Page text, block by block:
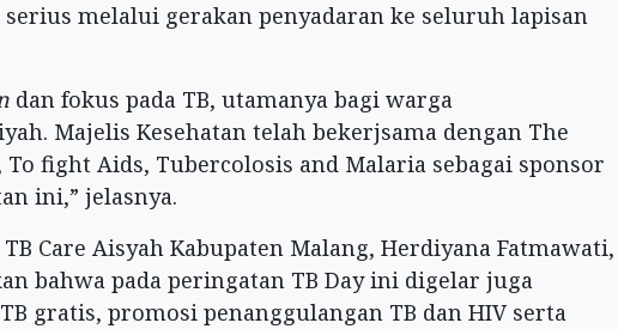
serius melalui gerakan penyadaran ke seluruh lapisan
dan fokus pada TB, utamanya bagi warga
Majelis Kesehatan telah bekerjsama dengan The
To fight Aids, Tubercolosis and Malaria sebagai sponsor
ini,” jelasnya.
Care Aisyah Kabupaten Malang, Herdiyana Fatmawati,
bahwa pada peringatan TB Day ini digelar juga
gratis, promosi penanggulangan TB dan HIV serta